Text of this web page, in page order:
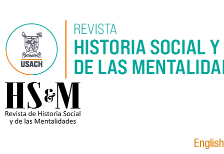
logo_hsm_2021.png
English